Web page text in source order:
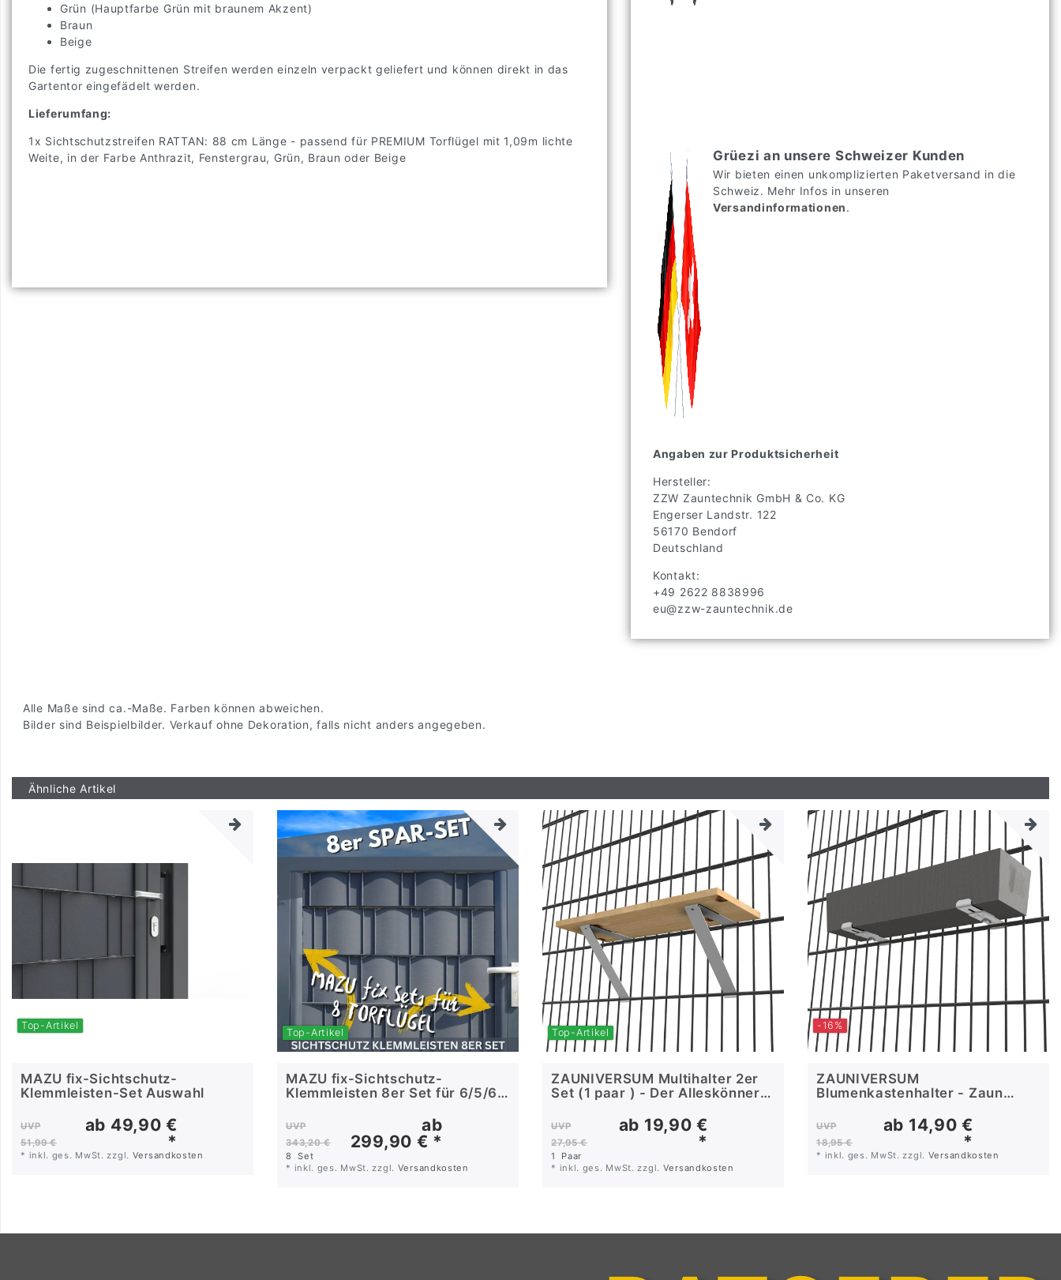
Grün (Hauptfarbe Grün mit braunem Akzent)
Braun
Beige
Die fertig zugeschnittenen Streifen werden einzeln verpackt geliefert und können direkt in das
Gartentor eingefädelt werden.
Lieferumfang:
1x Sichtschutzstreifen RATTAN: 88 cm Länge - passend für PREMIUM Torflügel mit 1,09m lichte
Weite, in der Farbe Anthrazit, Fenstergrau, Grün, Braun oder Beige
Grüezi an unsere Schweizer Kunden
Wir bieten einen unkomplizierten Paketversand in die
Schweiz. Mehr Infos in unseren
Versandinformationen.
Angaben zur Produktsicherheit
Hersteller:
ZZW Zauntechnik GmbH & Co. KG
Engerser Landstr. 122
56170 Bendorf
Deutschland
Kontakt:
+49 2622 8838996
eu@zzw-zauntechnik.de
Alle Maße sind ca.-Maße. Farben können abweichen.
Bilder sind Beispielbilder. Verkauf ohne Dekoration, falls nicht anders angegeben.
Ähnliche Artikel
Top-Artikel
MAZU fix-Sichtschutz-
Klemmleisten-Set Auswahl
UVP
51,99 €
ab 49,90 €
*
* inkl. ges. MwSt. zzgl. Versandkosten
Top-Artikel
MAZU fix-Sichtschutz-
Klemmleisten 8er Set für 6/5/6
UVP
343,20 €
ab
299,90 € *
8
Set
* inkl. ges. MwSt. zzgl. Versandkosten
Top-Artikel
ZAUNIVERSUM Multihalter 2er
Set (1 paar ) - Der Alleskönner
UVP
27,95 €
ab 19,90 €
*
1
Paar
* inkl. ges. MwSt. zzgl. Versandkosten
-16%
ZAUNIVERSUM
Blumenkastenhalter - Zaun
UVP
18,95 €
ab 14,90 €
*
* inkl. ges. MwSt. zzgl. Versandkosten